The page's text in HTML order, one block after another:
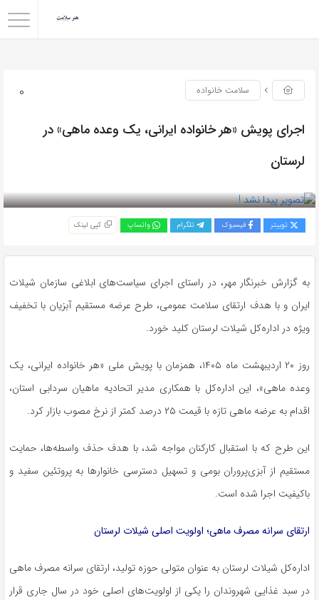
0 سلامت خانواده
اجرای پویش «هر خانواده ایرانی، یک وعده ماهی» در
لرستان
توییتر فیسبوک تلگرام واتساپ کپی لینک
به گزارش خبرنگار مهر، در راستای اجرای سیاست‌های ابلاغی سازمان شیلات
ایران و با هدف ارتقای سلامت عمومی، طرح عرضه مستقیم آبزیان با تخفیف
ویژه در اداره‌کل شیلات لرستان کلید خورد.
روز ۲۰ اردیبهشت ماه ۱۴۰۵، همزمان با پویش ملی «هر خانواده ایرانی، یک
وعده ماهی»، این اداره‌کل با همکاری مدیر اتحادیه ماهیان سردابی استان،
اقدام به عرضه ماهی تازه با قیمت ۲۵ درصد کمتر از نرخ مصوب بازار کرد.
این طرح که با استقبال کارکنان مواجه شد، با هدف حذف واسطه‌ها، حمایت
مستقیم از آبزی‌پروران بومی و تسهیل دسترسی خانوارها به پروتئین سفید و
باکیفیت اجرا شده است.
ارتقای سرانه مصرف ماهی؛ اولویت اصلی شیلات لرستان
اداره‌کل شیلات لرستان به عنوان متولی حوزه تولید، ارتقای سرانه مصرف ماهی
در سبد غذایی شهروندان را یکی از اولویت‌های اصلی خود در سال جاری قرار